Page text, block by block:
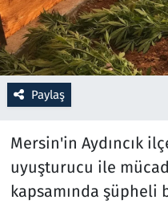
Paylaş
Mersin'in Aydıncık
uyuşturucu ile
kapsamında
Resmi İlanlar
Rüya Tabirleri
Sağlık
Savunma Sanayi
Seçim 2023